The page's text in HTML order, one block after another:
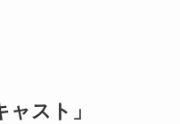
スト」